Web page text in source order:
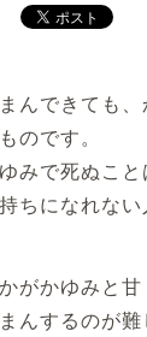
まんできても
のです。
みで死ぬこ
ちになれない
がかゆみと甘
んするのが